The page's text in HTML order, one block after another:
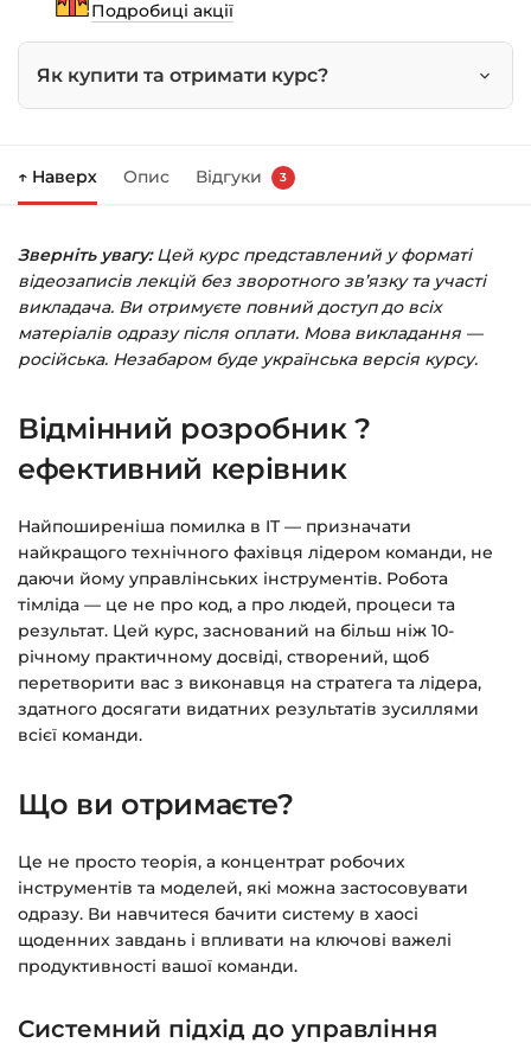
команди
кількість
Подробиці акції
Як купити та отримати курс?
Праворуч з’явиться кошик — натисніть
Заповніть всі поля (пошта та пароль).
Оплатіть зручним способом (більше 8
способів оплати).
Натисніть її — і відкриється сторінка з
курсами.
на email.
Доступ до курсів: без обмежень за часом.
Детальніше про оплату та безпеку — у довідці
>>>
Питання?Пишіть на
↑ Наверх Опис Відгуки 3
Зверніть увагу:Цей курс представлений у форматі
відеозаписів лекцій без зворотного зв’язку та участі
викладача. Ви отримуєте повний доступ до всіх
матеріалів одразу після оплати. Мова викладання —
російська. Незабаром буде українська версія курсу.
Відмінний розробник ?
ефективний керівник
Найпоширеніша помилка в IT — призначати
найкращого технічного фахівця лідером команди, не
даючи йому управлінських інструментів. Робота
тімліда — це не про код, а про людей, процеси та
результат. Цей курс, заснований на більш ніж 10-
річному практичному досвіді, створений, щоб
перетворити вас з виконавця на стратега та лідера,
здатного досягати видатних результатів зусиллями
всієї команди.
Що ви отримаєте?
Це не просто теорія, а концентрат робочих
інструментів та моделей, які можна застосовувати
одразу. Ви навчитеся бачити систему в хаосі
щоденних завдань і впливати на ключові важелі
продуктивності вашої команди.
Системний підхід до управління